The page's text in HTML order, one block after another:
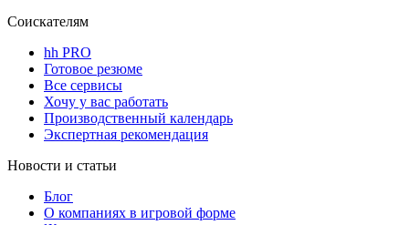
Соискателям
hh PRO
Готовое резюме
Все сервисы
Хочу у вас работать
Производственный календарь
Экспертная рекомендация
Новости и статьи
Блог
О компаниях в игровой форме